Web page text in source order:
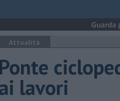
Attualità
Ponte
lavori